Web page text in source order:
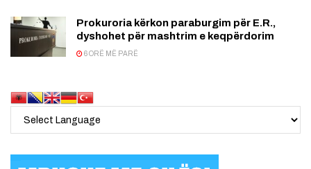
Prokuroria kërkon paraburgim për E.R.,
dyshohet për mashtrim e keqpërdorim
6 ORË MË PARË